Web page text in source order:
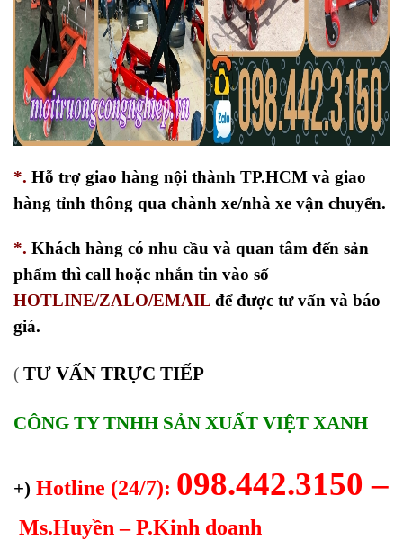
*. Hỗ trợ giao hàng nội thành TP.HCM và giao
hàng tỉnh thông qua chành xe/nhà xe vận chuyển.
*. Khách hàng có nhu cầu và quan tâm đến sản
phẩm thì call hoặc nhắn tin vào số
HOTLINE/ZALO/EMAIL để được tư vấn và báo
giá.
( TƯ VẤN TRỰC TIẾP
CÔNG TY TNHH SẢN XUẤT VIỆT XANH
+) Hotline (24/7): 098.442.3150 –
Ms.Huyền – P.Kinh doanh